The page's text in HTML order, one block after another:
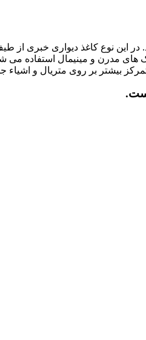
این نوع کاغذ دیواری خبری از
و مینیمال استفاده می
بیشتر بر روی متریال و اشیاء